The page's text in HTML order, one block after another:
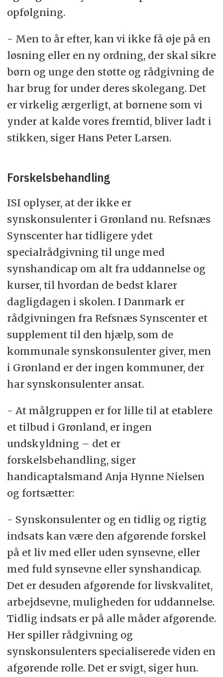
opfølgning.
- Men to år efter, kan vi ikke få øje på en
løsning eller en ny ordning, der skal sikre
børn og unge den støtte og rådgivning de
har brug for under deres skolegang. Det
er virkelig ærgerligt, at børnene som vi
ynder at kalde vores fremtid, bliver ladt i
stikken, siger Hans Peter Larsen.
Forskelsbehandling
ISI oplyser, at der ikke er
synskonsulenter i Grønland nu. Refsnæs
Synscenter har tidligere ydet
specialrådgivning til unge med
synshandicap om alt fra uddannelse og
kurser, til hvordan de bedst klarer
dagligdagen i skolen. I Danmark er
rådgivningen fra Refsnæs Synscenter et
supplement til den hjælp, som de
kommunale synskonsulenter giver, men
i Grønland er der ingen kommuner, der
har synskonsulenter ansat.
- At målgruppen er for lille til at etablere
et tilbud i Grønland, er ingen
undskyldning – det er
forskelsbehandling, siger
handicaptalsmand Anja Hynne Nielsen
og fortsætter:
- Synskonsulenter og en tidlig og rigtig
indsats kan være den afgørende forskel
på et liv med eller uden synsevne, eller
med fuld synsevne eller synshandicap.
Det er desuden afgørende for livskvalitet,
arbejdsevne, muligheden for uddannelse.
Tidlig indsats er på alle måder afgørende.
Her spiller rådgivning og
synskonsulenters specialiserede viden en
afgørende rolle. Det er svigt, siger hun.